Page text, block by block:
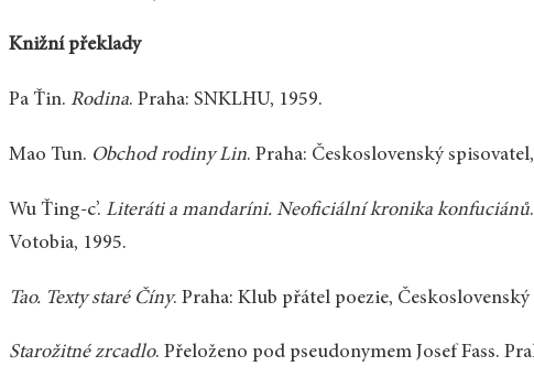
Knižní překlady
Pa Ťin.Rodina. Praha: SNKLHU, 1959.
Mao Tun. Obchod rodiny Lin. Praha: Československý
Wu Ťing-c’.Literáti a mandaríni. Neoficiální kronika konfuciánů
Votobia, 1995.
Tao. Texty staré Číny. Praha: Klub přátel poezie, Československý
Starožitné zrcadlo. Přeloženo pod pseudonymem Josef Fass.